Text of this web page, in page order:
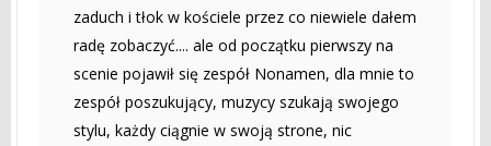
zaduch i tłok w kościele przez co niewiele dałem
radę zobaczyć.... ale od początku pierwszy na
scenie pojawił się zespół Nonamen, dla mnie to
zespół poszukujący, muzycy szukają swojego
stylu, każdy ciągnie w swoją strone, nic